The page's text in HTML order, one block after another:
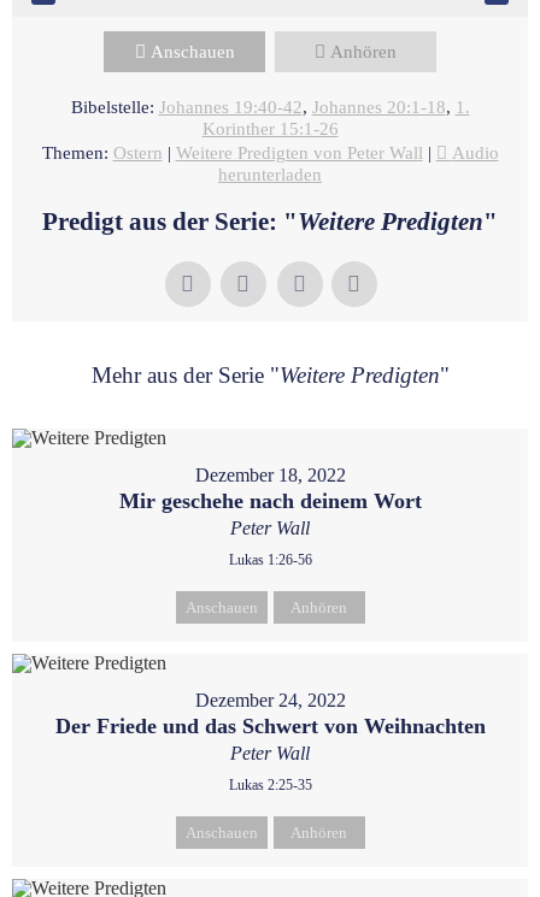
Anschauen Anhören
Bibelstelle: Johannes 19:40-42, Johannes 20:1-18, 1.
Korinther 15:1-26
Themen: Ostern | Weitere Predigten von Peter Wall |
Audio
herunterladen
Predigt aus der Serie: "Weitere Predigten"
Mehr aus der Serie "Weitere Predigten"
Dezember 18, 2022
Mir geschehe nach deinem Wort
Peter Wall
Lukas 1:26-56
Anschauen Anhören
Dezember 24, 2022
Der Friede und das Schwert von Weihnachten
Peter Wall
Lukas 2:25-35
Anschauen Anhören